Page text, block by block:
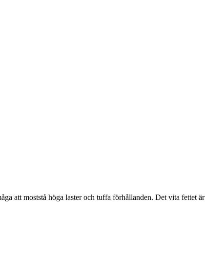
att moststå höga laster och tuffa förhållanden. Det vita fettet